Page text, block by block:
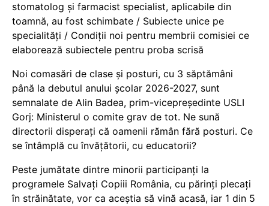
stomatolog și farmacist specialist, aplicabile din
toamnă, au fost schimbate / Subiecte unice pe
specialități / Condiții noi pentru membrii comisiei ce
elaborează subiectele pentru proba scrisă
Noi comasări de clase și posturi, cu 3 săptămâni
până la debutul anului școlar 2026-2027, sunt
semnalate de Alin Badea, prim-vicepreședinte USLI
Gorj: Ministerul o comite grav de tot. Ne sună
directorii disperați că oamenii rămân fără posturi. Ce
se întâmplă cu învățătorii, cu educatorii?
Peste jumătate dintre minorii participanți la
programele Salvați Copiii România, cu părinți plecați
în străinătate, vor ca aceștia să vină acasă, iar 1 din 5